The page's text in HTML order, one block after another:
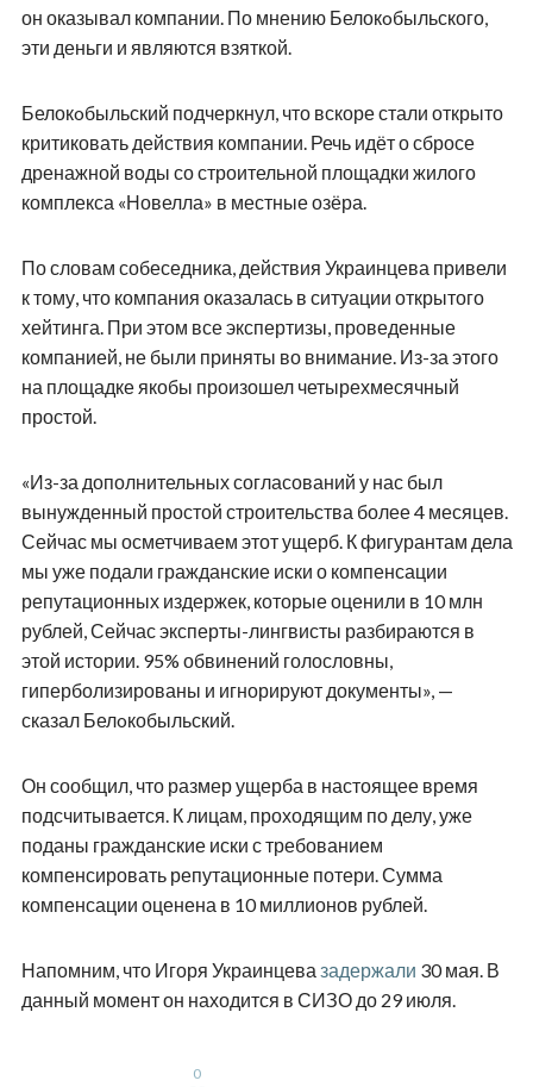
он оказывал компании. По мнению Белокoбыльского,
эти деньги и являются взяткой.
Белокoбыльский подчеркнул, что вскоре стали открыто
критиковать действия компании. Речь идёт о сбросе
дренажной воды со строительной площадки жилого
комплекса «Новелла» в местные озёра.
По словам собеседника, действия Украинцева привели
к тому, что компания оказалась в ситуации открытого
хейтинга. При этом все экспертизы, проведенные
компанией, не были приняты во внимание. Из-за этого
на площадке якобы произошел четырехмесячный
простой.
«Из-за дополнительных согласований у нас был
вынужденный простой строительства более 4 месяцев.
Сейчас мы осметчиваем этот ущерб. К фигурантам дела
мы уже подали гражданские иски о компенсации
репутационных издержек, которые оценили в 10 млн
рублей, Сейчас эксперты-лингвисты разбираются в
этой истории. 95% обвинений голословны,
гиперболизированы и игнорируют документы», —
сказал Белoкобыльский.
Он сообщил, что размер ущерба в настоящее время
подсчитывается. К лицам, проходящим по делу, уже
поданы гражданские иски с требованием
компенсировать репутационные потери. Сумма
компенсации оценена в 10 миллионов рублей.
Напомним, что Игоря Украинцева задержали 30 мая. В
данный момент он находится в СИЗО до 29 июля.
0